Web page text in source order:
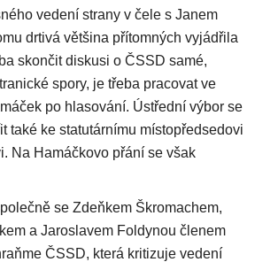
vedení strany v čele s Janem
drtivá většina přítomných vyjádřila
skončit diskusi o ČSSD samé,
spory, je třeba pracovat ve
po hlasování. Ústřední výbor se
také ke statutárnímu místopředsedovi
Na Hamáčkovo přání se však
se Zdeňkem Škromachem,
a Jaroslavem Foldynou členem
ČSSD, která kritizuje vedení